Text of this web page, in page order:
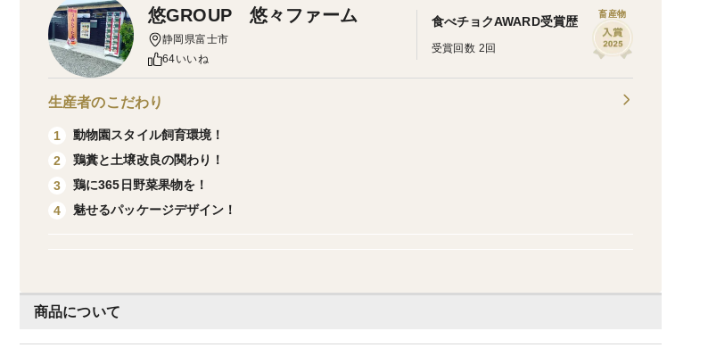
商品について
悠GROUP 悠々ファーム
静岡県富士市
64いいね
食べチョクAWARD受賞歴
受賞回数 2回
畜産物
生産者のこだわり
1
動物園スタイル飼育環境！
2
鶏糞と土壌改良の関わり！
3
鶏に365日野菜果物を！
4
魅せるパッケージデザイン！